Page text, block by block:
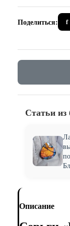
Поделиться: f
Статьи из
Описание